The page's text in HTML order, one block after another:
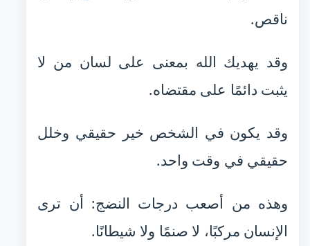
ناقص.
وقد يهديك الله بمعنى على لسان من لا
يثبت دائمًا على مقتضاه.
وقد يكون في الشخص خير حقيقي وخلل
حقيقي في وقت واحد.
وهذه من أصعب درجات النضج: أن ترى
الإنسان مركبًا، لا صنمًا ولا شيطانًا.